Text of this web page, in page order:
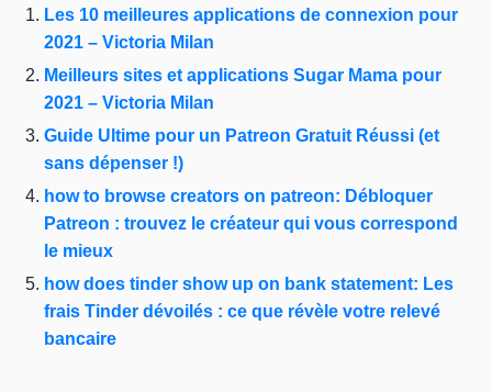
Les 10 meilleures applications de connexion pour
2021 – Victoria Milan
Meilleurs sites et applications Sugar Mama pour
2021 – Victoria Milan
Guide Ultime pour un Patreon Gratuit Réussi (et
sans dépenser !)
how to browse creators on patreon: Débloquer
Patreon : trouvez le créateur qui vous correspond
le mieux
how does tinder show up on bank statement: Les
frais Tinder dévoilés : ce que révèle votre relevé
bancaire